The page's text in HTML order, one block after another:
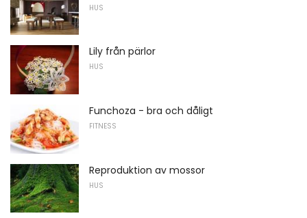
HUS
Lily från pärlor
HUS
Funchoza - bra och dåligt
FITNESS
Reproduktion av mossor
HUS